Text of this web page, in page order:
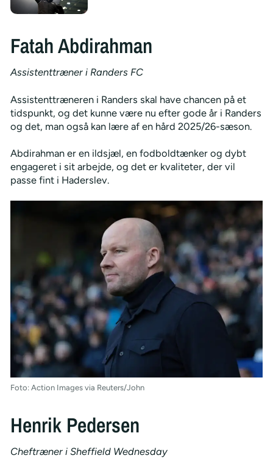
Fatah Abdirahman
Assistenttræner i Randers FC
Assistenttræneren i Randers skal have chancen på et
tidspunkt, og det kunne være nu efter gode år i Randers
og det, man også kan lære af en hård 2025/26-sæson.
Abdirahman er en ildsjæl, en fodboldtænker og dybt
engageret i sit arbejde, og det er kvaliteter, der vil
passe fint i Haderslev.
Foto: Action Images via Reuters/John
Henrik Pedersen
Cheftræner i Sheffield Wednesday